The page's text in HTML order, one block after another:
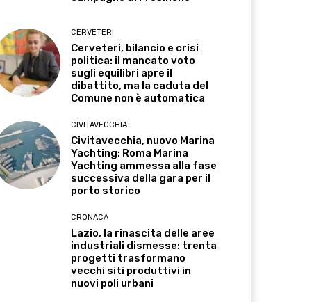
CERVETERI
Cerveteri, bilancio e crisi
politica: il mancato voto
sugli equilibri apre il
dibattito, ma la caduta del
Comune non è automatica
CIVITAVECCHIA
Civitavecchia, nuovo Marina
Yachting: Roma Marina
Yachting ammessa alla fase
successiva della gara per il
porto storico
CRONACA
Lazio, la rinascita delle aree
industriali dismesse: trenta
progetti trasformano
vecchi siti produttivi in
nuovi poli urbani